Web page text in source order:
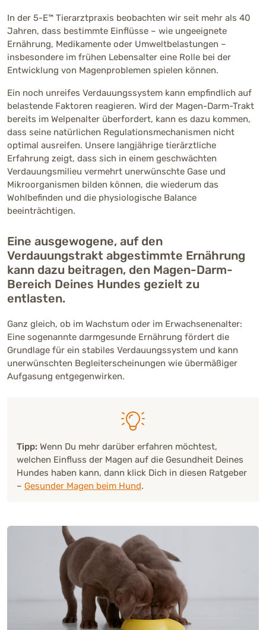
In der 5-E™ Tierarztpraxis beobachten wir seit mehr als 40
Jahren, dass bestimmte Einflüsse – wie ungeeignete
Ernährung, Medikamente oder Umweltbelastungen –
insbesondere im frühen Lebensalter eine Rolle bei der
Entwicklung von Magenproblemen spielen können.
Ein noch unreifes Verdauungssystem kann empfindlich auf
belastende Faktoren reagieren. Wird der Magen-Darm-Trakt
bereits im Welpenalter überfordert, kann es dazu kommen,
dass seine natürlichen Regulationsmechanismen nicht
optimal ausreifen. Unsere langjährige tierärztliche
Erfahrung zeigt, dass sich in einem geschwächten
Verdauungsmilieu vermehrt unerwünschte Gase und
Mikroorganismen bilden können, die wiederum das
Wohlbefinden und die physiologische Balance
beeinträchtigen.
Eine ausgewogene, auf den
Verdauungstrakt abgestimmte Ernährung
kann dazu beitragen, den Magen-Darm-
Bereich Deines Hundes gezielt zu
entlasten.
Ganz gleich, ob im Wachstum oder im Erwachsenenalter:
Eine sogenannte darmgesunde Ernährung fördert die
Grundlage für ein stabiles Verdauungssystem und kann
unerwünschten Begleiterscheinungen wie übermäßiger
Aufgasung entgegenwirken.
Tipp: Wenn Du mehr darüber erfahren möchtest,
welchen Einfluss der Magen auf die Gesundheit Deines
Hundes haben kann, dann klick Dich in diesen Ratgeber
– Gesunder Magen beim Hund.